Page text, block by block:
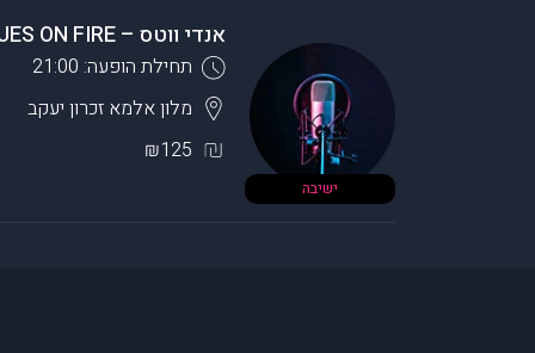
ישיבה
אנדי ווטס – BLUES ON FIRE
תחילת הופעה: 21:00
מלון אלמא זכרון יעקב
₪125